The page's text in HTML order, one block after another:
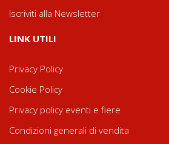
Iscriviti alla Newsletter
LINK UTILI
Privacy Policy
Cookie Policy
Privacy policy eventi e fiere
Condizioni generali di vendita